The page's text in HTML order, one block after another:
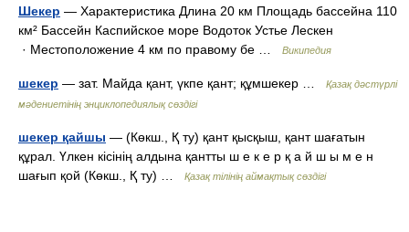
Шекер — Характеристика Длина 20 км Площадь бассейна 110
км² Бассейн Каспийское море Водоток Устье Лескен
· Местоположение 4 км по правому бе …
Википедия
шекер — зат. Майда қант, үкпе қант; құмшекер …
Қазақ дәстүрлі
мәдениетінің энциклопедиялық сөздігі
шекер қайшы — (Көкш., Қ ту) қант қысқыш, қант шағатын
құрал. Үлкен кісінің алдына қантты ш е к е р қ а й ш ы м е н
шағып қой (Көкш., Қ ту) …
Қазақ тілінің аймақтық сөздігі